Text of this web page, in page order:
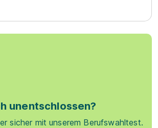
unentschlossen?
sicher mit unserem Berufswahltest.